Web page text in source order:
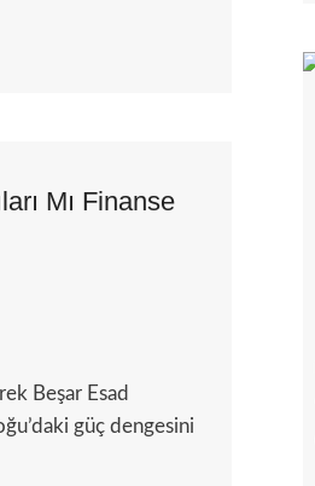
Mı Finanse
Beşar Esad
güç dengesini